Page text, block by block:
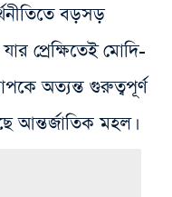
বড়সড়
প্রেক্ষিতেই মোদি-
অত্যন্ত গুরুত্বপূর্ণ
আন্তর্জাতিক মহল।